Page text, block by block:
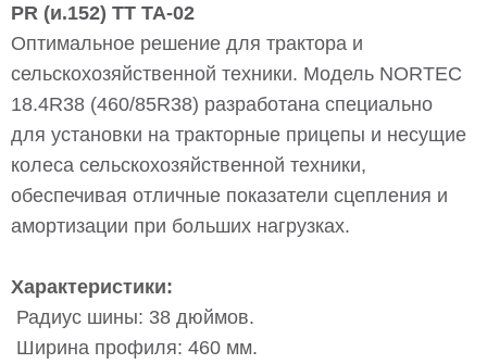
PR (и.152) ТТ ТА-02
Оптимальное решение для трактора и
сельскохозяйственной техники. Модель NORTEC
18.4R38 (460/85R38) разработана специально
для установки на тракторные прицепы и несущие
колеса сельскохозяйственной техники,
обеспечивая отличные показатели сцепления и
амортизации при больших нагрузках.
Характеристики:
Радиус шины: 38 дюймов.
Ширина профиля: 460 мм.